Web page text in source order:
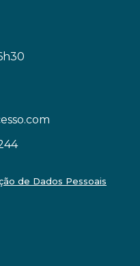
de Dados Pessoais